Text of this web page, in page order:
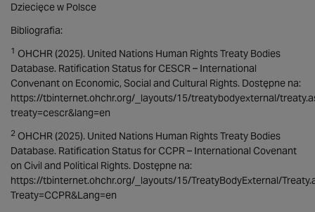
Dziecięce w Polsce
Bibliografia:
1 OHCHR (2025). United Nations Human Rights Treaty Bodies
Database. Ratification Status for CESCR – International
Convenant on Economic, Social and Cultural Rights. Dostępne na:
https://tbinternet.ohchr.org/_layouts/15/treatybodyexternal/
treaty=cescr&lang=en
2 OHCHR (2025). United Nations Human Rights Treaty Bodies
Database. Ratification Status for CCPR – International Covenant
on Civil and Political Rights. Dostępne na:
https://tbinternet.ohchr.org/_layouts/15/TreatyBodyExternal/
Treaty=CCPR&Lang=en